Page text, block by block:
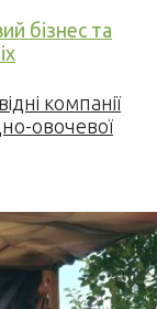
бізнес та
компанії
овочевої